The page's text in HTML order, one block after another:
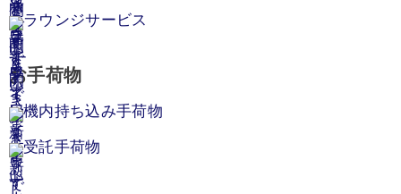
ラウンジサービス
お手荷物
機内持ち込み手荷物
受託手荷物